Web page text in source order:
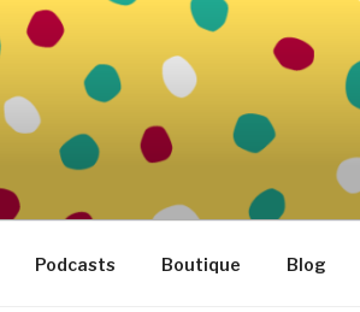
Podcasts Boutique Blog